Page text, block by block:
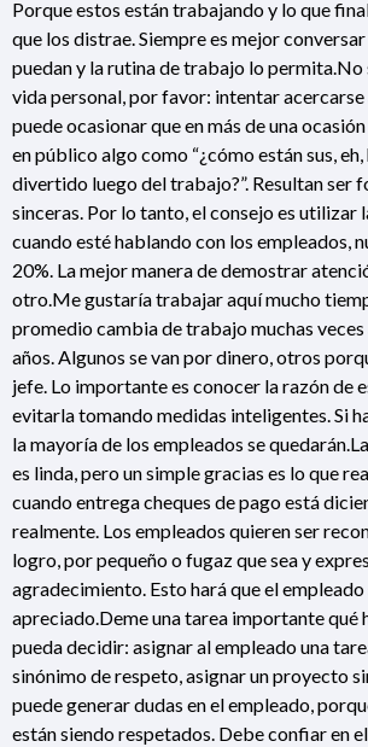
Porque estos están trabajando y lo que
que los distrae. Siempre es mejor
puedan y la rutina de trabajo lo permita.No
vida personal, por favor: intentar acercarse
puede ocasionar que en más de una
en público algo como “¿cómo están sus,
divertido luego del trabajo?”. Resultan ser
sinceras. Por lo tanto, el consejo es utilizar
cuando esté hablando con los empleados,
20%. La mejor manera de demostrar
otro.Me gustaría trabajar aquí mucho
promedio cambia de trabajo muchas
años. Algunos se van por dinero, otros
jefe. Lo importante es conocer la razón de
evitarla tomando medidas inteligentes. Si
la mayoría de los empleados se
es linda, pero un simple gracias es lo que
cuando entrega cheques de pago está
realmente. Los empleados quieren ser
logro, por pequeño o fugaz que sea y
agradecimiento. Esto hará que el empleado
apreciado.Deme una tarea importante qué
pueda decidir: asignar al empleado una
sinónimo de respeto, asignar un proyecto
puede generar dudas en el empleado,
están siendo respetados. Debe confiar en